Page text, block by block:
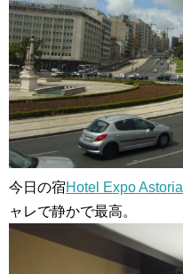
今日の宿Hotel Expo Astoria
ャレで静かで最高。